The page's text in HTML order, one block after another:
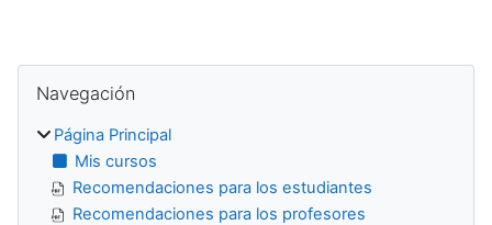
Bloques
Navegación
Página Principal
Mis cursos
Recomendaciones para los estudiantes
Recomendaciones para los profesores